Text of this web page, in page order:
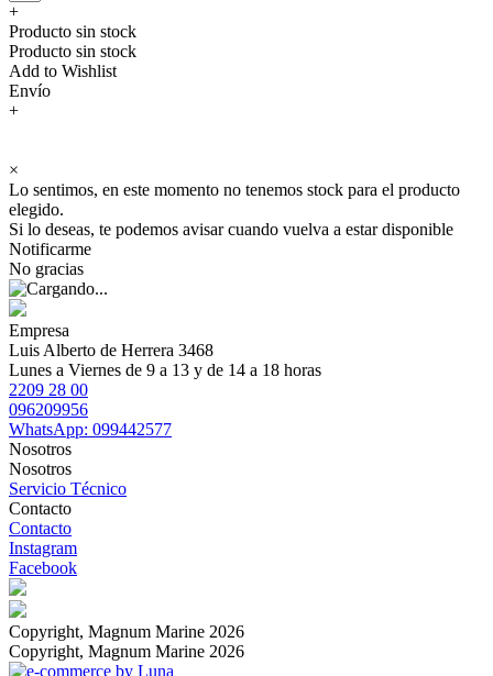
+
Producto sin stock
Producto sin stock
Add to Wishlist
Envío
+
×
Lo sentimos, en este momento no tenemos stock para el producto
elegido.
Si lo deseas, te podemos avisar cuando vuelva a estar disponible
Notificarme
No gracias
Empresa
Luis Alberto de Herrera 3468
Lunes a Viernes de 9 a 13 y de 14 a 18 horas
2209 28 00
096209956
WhatsApp: 099442577
Nosotros
Nosotros
Servicio Técnico
Contacto
Contacto
Instagram
Facebook
Copyright, Magnum Marine 2026
Copyright, Magnum Marine 2026